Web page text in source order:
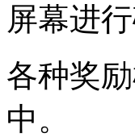
屏幕进
各种奖
中。